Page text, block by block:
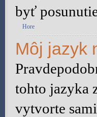
byť
Hore
Môj jazyk
tohto jazyka
vytvorte